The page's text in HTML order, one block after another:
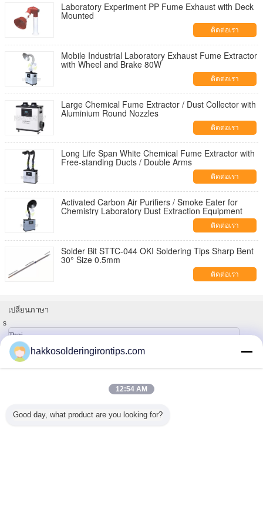
Laboratory Experiment PP Fume Exhaust with Deck
Mounted
ติดต่อเรา
Mobile Industrial Laboratory Exhaust Fume Extractor
with Wheel and Brake 80W
ติดต่อเรา
Large Chemical Fume Extractor / Dust Collector with
Aluminium Round Nozzles
ติดต่อเรา
Long Life Span White Chemical Fume Extractor with
Free-standing Ducts / Double Arms
ติดต่อเรา
Activated Carbon Air Purifiers / Smoke Eater for
Chemistry Laboratory Dust Extraction Equipment
ติดต่อเรา
Solder Bit STTC-044 OKI Soldering Tips Sharp Bent
30° Size 0.5mm
ติดต่อเรา
เปลี่ยนภาษา
s
Thai
ติดต่อเรา|แผนผังเว็บไซต์
สก์ท็อปดู
hakkosolderingirontips.com
12:54 AM
Good day, what product are you looking for?